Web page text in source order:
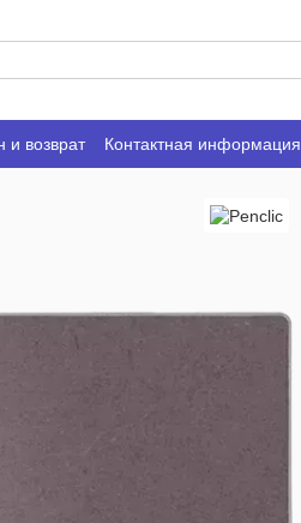
и возврат Контактная информация